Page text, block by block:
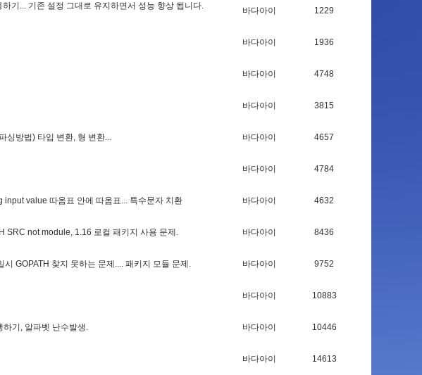
하기 ... 기 존 설 정 그대 로 유지 하면서 성능 향상 됩 니 다.
바다아이 1229
바다아이 1936
바다아이 4748
바다아이 3815
싱방법) 타입 변 환, 형 변 환... 바다아이 4657
바다아이 4784
input va ue 따옴표 안에 따옴표... 특수문자 치 환 바다아이 4632
H SRC not modu e, 1.16 로컬 패 키 지 사용 문제 . 바다아이 8436
시 GOPATH 찾지 못하는 문제 .... 패 키 지 모듈 문제 . 바다아이 9752
바다아이 10883
하기 , 알파벳 난수발생. 바다아이 10446
바다아이 14613